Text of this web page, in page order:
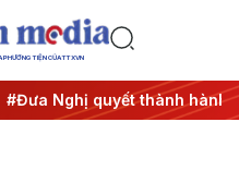
PHƯƠNG TIỆN CỦA TTXVN
#Đưa Nghị quyết thành hành